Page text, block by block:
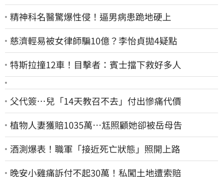
精神科名醫驚爆性侵！逼男病患跪地硬上
慈濟輕易被女律師騙10億？李怡貞拋4疑點
特斯拉撞12車！目擊者：賓士擋下救好多人
父代簽…兒「14天教召不去」付出慘痛代價
植物人妻獲賠1035萬…尪照顧她卻被岳母告
酒測爆表！職軍「接近死亡狀態」照開上路
晚安小雞痛訴付不起30萬！私闖土地遭索賠